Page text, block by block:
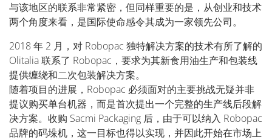
与该地区的联系非常紧密，但同样重要的是，从创业和技术
两个角度来看，是国际使命感令其成为一家领先公司。
2018 年 2 月，对 Robopac 独特解决方案的技术有所了解的
Olitalia 联系了 Robopac，要求为其新食用油生产和包装线
提供缠绕和二次包装解决方案。
随着项目的进展，Robopac 必须面对的主要挑战无疑并非
提议购买单台机器，而是首次提出一个完整的生产线后段解
决方案。收购 Sacmi Packaging 后，由于可以纳入 Robopac
品牌的码垛机，这一目标也得以实现，并因此开始在市场上